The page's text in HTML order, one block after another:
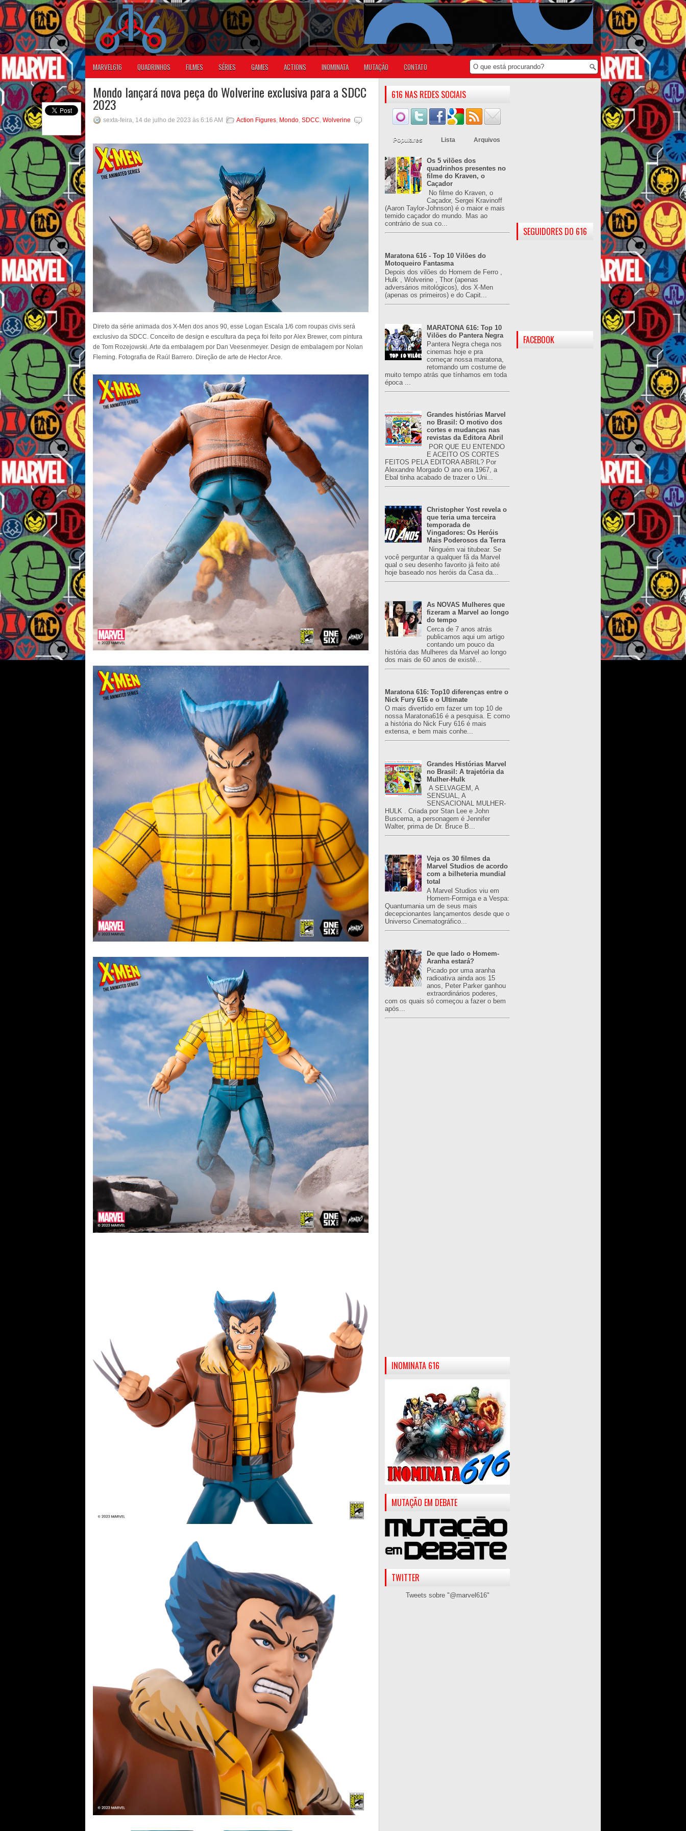
MARVEL616 QUADRINHOS FILMES SÉRIES GAMES ACTIONS INOMINATA MUTAÇÃO CONTATO
Mondo lançará nova peça do Wolverine exclusiva para a SDCC
2023
sexta-feira, 14 de julho de 2023 às 6:16 AM Action Figures, Mondo, SDCC, Wolverine
Direto da série animada dos X-Men dos anos 90, esse Logan Escala 1/6 com roupas civis será
exclusivo da SDCC. Conceito de design e escultura da peça foi feito por Alex Brewer, com pintura
de Tom Rozejowski. Arte da embalagem por Dan Veesenmeyer. Design de embalagem por Nolan
Fleming. Fotografia de Raúl Barrero. Direção de arte de Hector Arce.
616 NAS REDES SOCIAIS
Populares Lista Arquivos
Os 5 vilões dos
quadrinhos presentes no
filme do Kraven, o
Caçador
No filme do Kraven, o
Caçador, Sergei Kravinoff
(Aaron Taylor-Johnson) é o maior e mais
temido caçador do mundo. Mas ao
contrário de sua co...
Maratona 616 - Top 10 Vilões do
Motoqueiro Fantasma
Depois dos vilões do Homem de Ferro ,
Hulk , Wolverine , Thor (apenas
adversários mitológicos), dos X-Men
(apenas os primeiros) e do Capit...
MARATONA 616: Top 10
Vilões do Pantera Negra
Pantera Negra chega nos
cinemas hoje e pra
começar nossa maratona,
retomando um costume de
muito tempo atrás que tínhamos em toda
época ...
Grandes histórias Marvel
no Brasil: O motivo dos
cortes e mudanças nas
revistas da Editora Abril
POR QUE EU ENTENDO
E ACEITO OS CORTES
FEITOS PELA EDITORA ABRIL? Por
Alexandre Morgado O ano era 1967, a
Ebal tinha acabado de trazer o Uni...
Christopher Yost revela o
que teria uma terceira
temporada de
Vingadores: Os Heróis
Mais Poderosos da Terra
Ninguém vai titubear. Se
você perguntar a qualquer fã da Marvel
qual o seu desenho favorito já feito até
hoje baseado nos heróis da Casa da...
As NOVAS Mulheres que
fizeram a Marvel ao longo
do tempo
Cerca de 7 anos atrás
publicamos aqui um artigo
contando um pouco da
história das Mulheres da Marvel ao longo
dos mais de 60 anos de existê...
Maratona 616: Top10 diferenças entre o
Nick Fury 616 e o Ultimate
O mais divertido em fazer um top 10 de
nossa Maratona616 é a pesquisa. E como
a história do Nick Fury 616 é mais
extensa, e bem mais conhe...
Grandes Histórias Marvel
no Brasil: A trajetória da
Mulher-Hulk
A SELVAGEM, A
SENSUAL, A
SENSACIONAL MULHER-
HULK . Criada por Stan Lee e John
Buscema, a personagem é Jennifer
Walter, prima de Dr. Bruce B...
Veja os 30 filmes da
Marvel Studios de acordo
com a bilheteria mundial
total
A Marvel Studios viu em
Homem-Formiga e a Vespa:
Quantumania um de seus mais
decepcionantes lançamentos desde que o
Universo Cinematográfico...
De que lado o Homem-
Aranha estará?
Picado por uma aranha
radioativa ainda aos 15
anos, Peter Parker ganhou
extraordinários poderes,
com os quais só começou a fazer o bem
após...
INOMINATA 616
MUTAÇÃO EM DEBATE
TWITTER
Tweets sobre "@marvel616"
SEGUIDORES DO 616
FACEBOOK